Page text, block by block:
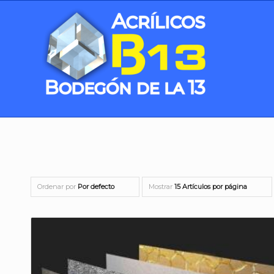
Ordenar por Por defecto Mostrar 15 Artículos por página